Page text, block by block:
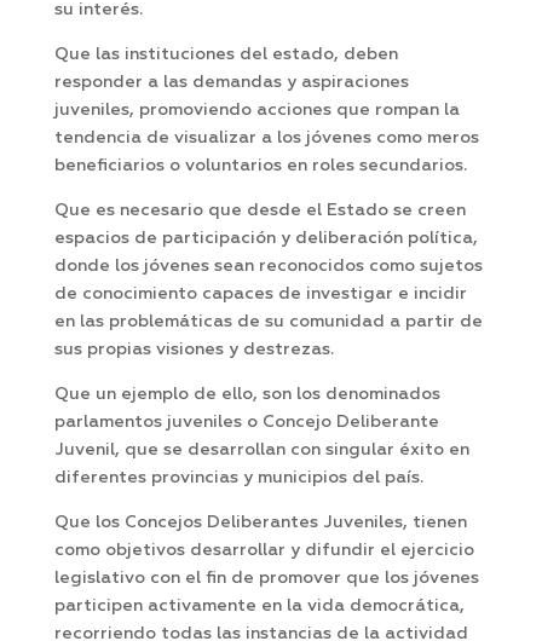
su interés.
Que las instituciones del estado, deben
responder a las demandas y aspiraciones
juveniles, promoviendo acciones que rompan la
tendencia de visualizar a los jóvenes como meros
beneficiarios o voluntarios en roles secundarios.
Que es necesario que desde el Estado se creen
espacios de participación y deliberación política,
donde los jóvenes sean reconocidos como sujetos
de conocimiento capaces de investigar e incidir
en las problemáticas de su comunidad a partir de
sus propias visiones y destrezas.
Que un ejemplo de ello, son los denominados
parlamentos juveniles o Concejo Deliberante
Juvenil, que se desarrollan con singular éxito en
diferentes provincias y municipios del país.
Que los Concejos Deliberantes Juveniles, tienen
como objetivos desarrollar y difundir el ejercicio
legislativo con el fin de promover que los jóvenes
participen activamente en la vida democrática,
recorriendo todas las instancias de la actividad